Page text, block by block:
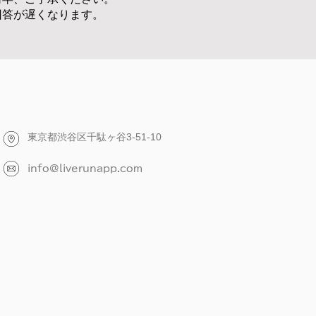
が遅くなります。
東京都渋谷区千駄ヶ谷3-51-10
info@liverunapp.com